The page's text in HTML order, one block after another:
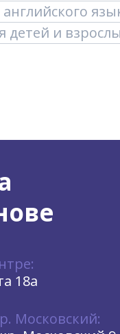
детей и
18а
Московский: